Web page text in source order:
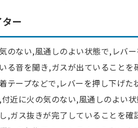
ー
のない,風通しのよい状態で,レバ
る音を聞き,ガスが出ていることを
テープなどで,レバーを押し下げた
近に火の気のない,風通しのよい
,ガス抜きが完了していることを確